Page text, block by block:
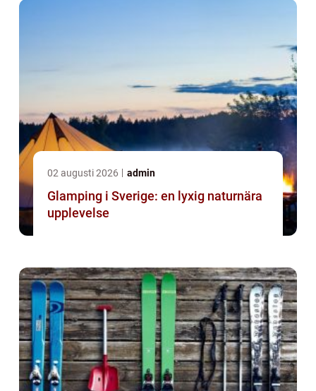
02 augusti 2026 admin
Glamping i Sverige: en lyxig naturnära
upplevelse